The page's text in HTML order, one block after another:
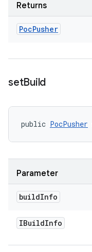
Returns
PocPusher
setBuild
public PocPusher
Parameter
buildInfo
IBuildInfo